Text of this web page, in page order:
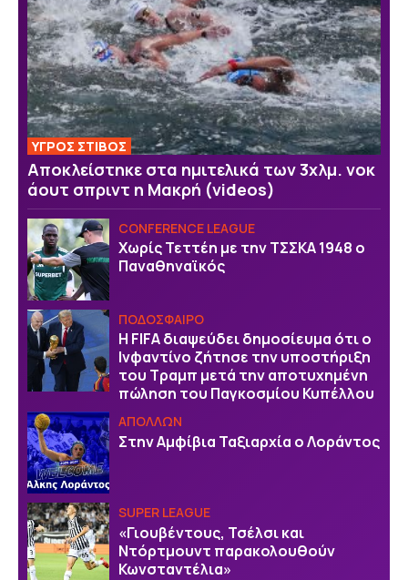
ΥΓΡΟΣ ΣΤΙΒΟΣ
Αποκλείστηκε στα ημιτελικά των 3χλμ. νοκ
άουτ σπριντ η Μακρή (videos)
CONFERENCE LEAGUE
Χωρίς Τεττέη με την ΤΣΣΚΑ 1948 ο
Παναθηναϊκός
ΠΟΔΟΣΦΑΙΡΟ
Η FIFA διαψεύδει δημοσίευμα ότι ο
Ινφαντίνο ζήτησε την υποστήριξη
του Τραμπ μετά την αποτυχημένη
πώληση του Παγκοσμίου Κυπέλλου
ΑΠΟΛΛΩΝ
Στην Αμφίβια Ταξιαρχία ο Λοράντος
SUPER LEAGUE
«Γιουβέντους, Τσέλσι και
Ντόρτμουντ παρακολουθούν
Κωνσταντέλια»